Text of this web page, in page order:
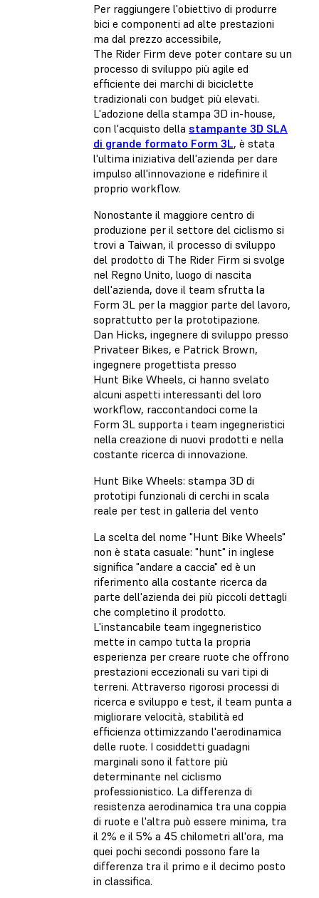
Per raggiungere l'obiettivo di produrre
bici e componenti ad alte prestazioni
ma dal prezzo accessibile,
The Rider Firm deve poter contare su un
processo di sviluppo più agile ed
efficiente dei marchi di biciclette
tradizionali con budget più elevati.
L'adozione della stampa 3D in-house,
con l'acquisto della stampante 3D SLA
di grande formato Form 3L, è stata
l'ultima iniziativa dell'azienda per dare
impulso all'innovazione e ridefinire il
proprio workflow.
Nonostante il maggiore centro di
produzione per il settore del ciclismo si
trovi a Taiwan, il processo di sviluppo
del prodotto di The Rider Firm si svolge
nel Regno Unito, luogo di nascita
dell'azienda, dove il team sfrutta la
Form 3L per la maggior parte del lavoro,
soprattutto per la prototipazione.
Dan Hicks, ingegnere di sviluppo presso
Privateer Bikes, e Patrick Brown,
ingegnere progettista presso
Hunt Bike Wheels, ci hanno svelato
alcuni aspetti interessanti del loro
workflow, raccontandoci come la
Form 3L supporta i team ingegneristici
nella creazione di nuovi prodotti e nella
costante ricerca di innovazione.
Hunt Bike Wheels: stampa 3D di
prototipi funzionali di cerchi in scala
reale per test in galleria del vento
La scelta del nome "Hunt Bike Wheels"
non è stata casuale: "hunt" in inglese
significa "andare a caccia" ed è un
riferimento alla costante ricerca da
parte dell'azienda dei più piccoli dettagli
che completino il prodotto.
L'instancabile team ingegneristico
mette in campo tutta la propria
esperienza per creare ruote che offrono
prestazioni eccezionali su vari tipi di
terreni. Attraverso rigorosi processi di
ricerca e sviluppo e test, il team punta a
migliorare velocità, stabilità ed
efficienza ottimizzando l'aerodinamica
delle ruote. I cosiddetti guadagni
marginali sono il fattore più
determinante nel ciclismo
professionistico. La differenza di
resistenza aerodinamica tra una coppia
di ruote e l'altra può essere minima, tra
il 2% e il 5% a 45 chilometri all'ora, ma
quei pochi secondi possono fare la
differenza tra il primo e il decimo posto
in classifica.